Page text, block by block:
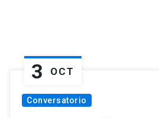
3 OCT
Conversatorio